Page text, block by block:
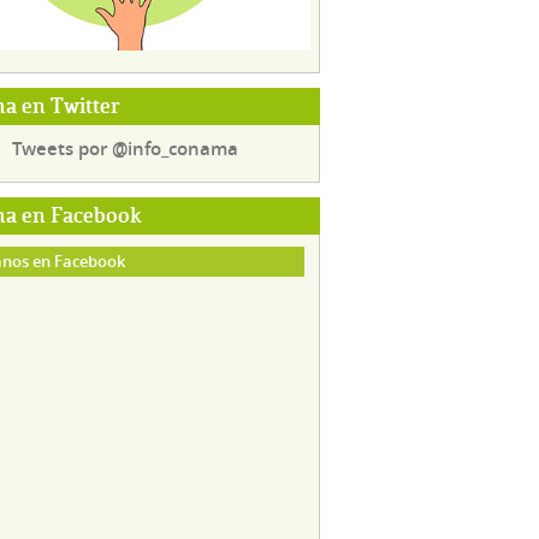
en Twitter
Tweets por @info_conama
en Facebook
en Facebook